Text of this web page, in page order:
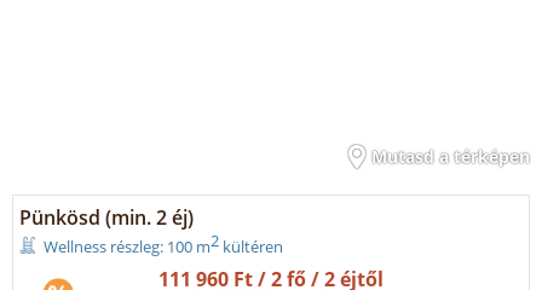
Mutasd a térképen
Pünkösd (min. 2 éj)
Wellness részleg: 100 m2 kültéren
111 960 Ft / 2 fő / 2 éjtől